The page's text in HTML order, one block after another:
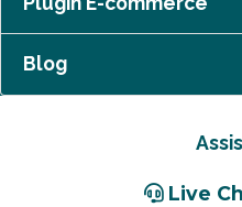
Blog
Live